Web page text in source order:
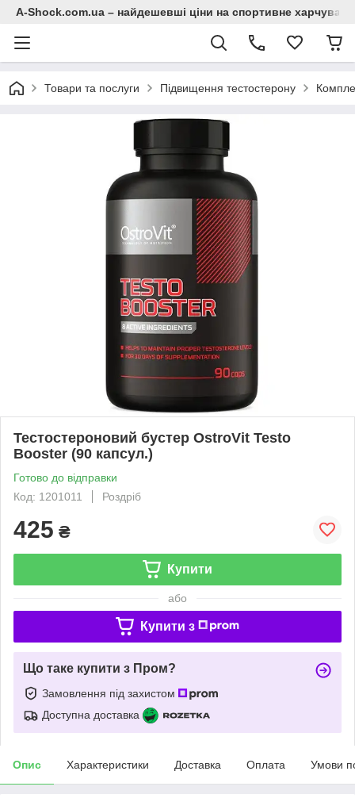
A-Shock.com.ua – найдешевші ціни на спортивне
Товари та послуги Підвищення тестостерону
Тестостероновий бустер OstroVit Testo
Booster (90 капсул.)
Готово до відправки
Код: 1201011
Роздріб
425 ₴
Купити
або
Купити з
Що таке купити з Пром?
Замовлення під захистом
Доступна доставка
Опис Характеристики Доставка Оплата Умови